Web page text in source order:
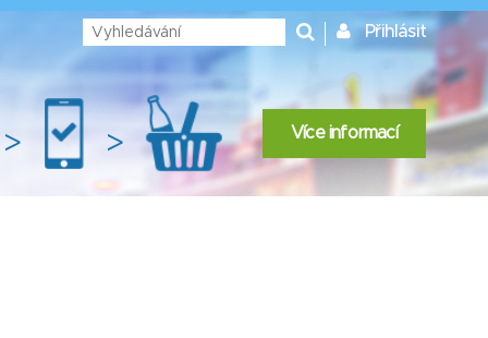
Přihlásit
> > Více informací